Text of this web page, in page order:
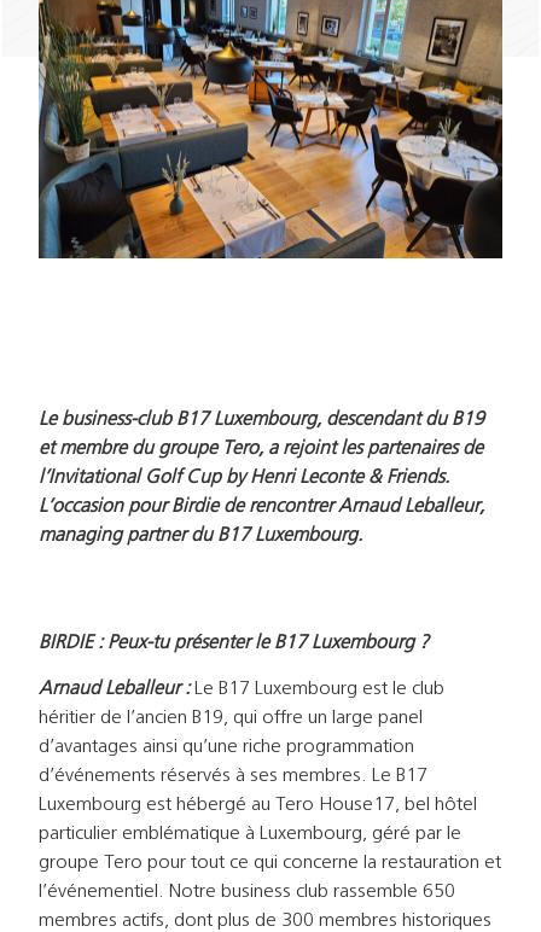
Le business-club B17 Luxembourg, descendant du B19
et membre du groupe Tero, a rejoint les partenaires de
l’Invitational Golf Cup by Henri Leconte & Friends.
L’occasion pour Birdie de rencontrer Arnaud Leballeur,
managing partner du B17 Luxembourg.
BIRDIE : Peux-tu présenter le B17 Luxembourg ?
Arnaud Leballeur :Le B17 Luxembourg est le club
héritier de l’ancien B19, qui offre un large panel
d’avantages ainsi qu’une riche programmation
d’événements réservés à ses membres. Le B17
Luxembourg est hébergé au Tero House17, bel hôtel
particulier emblématique à Luxembourg, géré par le
groupe Tero pour tout ce qui concerne la restauration et
l’événementiel. Notre business club rassemble 650
membres actifs, dont plus de 300 membres historiques